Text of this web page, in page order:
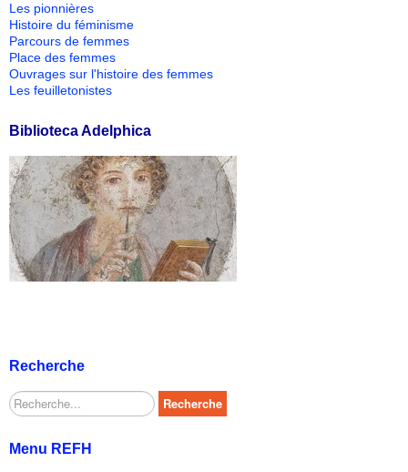
Les pionnières
Histoire du féminisme
Parcours de femmes
Place des femmes
Ouvrages sur l'histoire des femmes
Les feuilletonistes
Biblioteca Adelphica
Recherche
Rechercher Recherche
Menu REFH